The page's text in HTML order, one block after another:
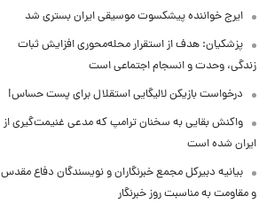
ایرج خواننده پیشکسوت موسیقی ایران بستری شد
پزشکیان: هدف از استقرار محله‌محوری افزایش ثبات
زندگی، وحدت و انسجام اجتماعی است
درخواست بازیکن لالیگایی استقلال برای پست حساس!
واکنش بقایی به سخنان ترامپ که مدعی غنیمت‌گیری از
ایران شده است
بیانیه دبیرکل مجمع خبرنگاران و نویسندگان دفاع مقدس
و مقاومت به مناسبت روز خبرنگار